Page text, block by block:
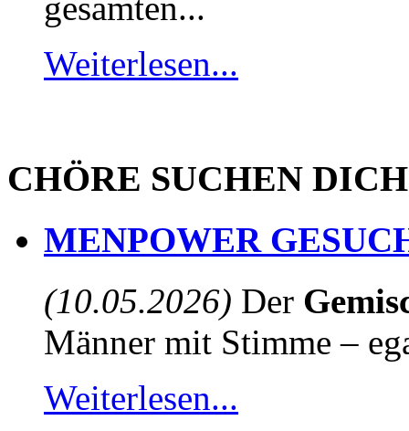
gesamten...
Weiterlesen...
CHÖRE SUCHEN DICH
MENPOWER
(10.05.2026) Der
Männer mit Stimme –
Weiterlesen...